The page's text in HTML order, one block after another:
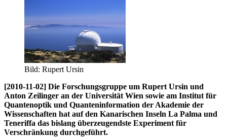
Bild: Rupert Ursin
[2010-11-02] Die Forschungsgruppe um Rupert Ursin und
Anton Zeilinger an der Universität Wien sowie am Institut für
Quantenoptik und Quanteninformation der Akademie der
Wissenschaften hat auf den Kanarischen Inseln La Palma und
Teneriffa das bislang überzeugendste Experiment für
Verschränkung durchgeführt.